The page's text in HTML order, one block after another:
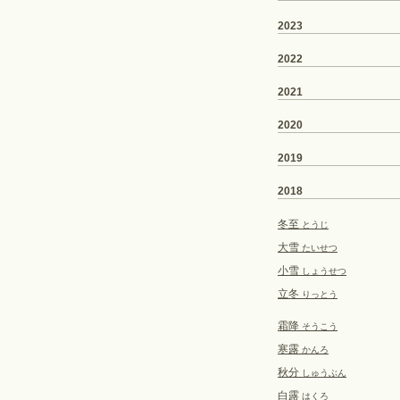
2023
2022
2021
2020
2019
2018
冬至 とうじ
大雪 たいせつ
小雪 しょうせつ
立冬 りっとう
霜降 そうこう
寒露 かんろ
秋分 しゅうぶん
白露 はくろ